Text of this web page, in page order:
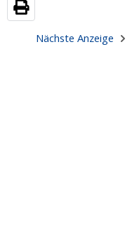
Nächste Anzeige